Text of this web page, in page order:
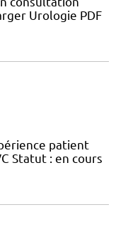
Urologie PDF
patient
Statut : en cours